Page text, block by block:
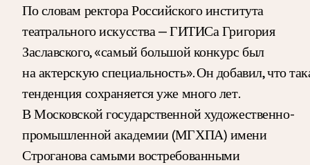
По словам ректора Российского института
театрального искусства — ГИТИСа Григория
Заславского, «самый большой конкурс был
на актерскую специальность». Он добавил, что
тенденция сохраняется уже много лет.
В Московской государственной художественно-
промышленной академии (МГХПА) имени
Строганова самыми востребованными